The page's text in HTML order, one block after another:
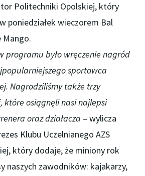
Politechniki Opolskiej, który
poniedziałek wieczorem Bal
Mango.
programu było wręczenie nagród
sportowca
Nagrodziliśmy także trzy
które osiągnęli nasi najlepsi
oraz działacza – wylicza
Klubu Uczelnianego AZS
który dodaje, że miniony rok
naszych zawodników: kajakarzy,